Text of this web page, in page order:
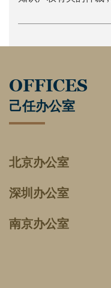
OFFICES
己任办公室
北京办公室
深圳办公室
南京办公室